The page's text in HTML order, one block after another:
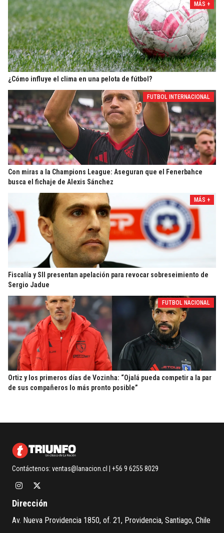
MÁS +
¿Cómo influye el clima en una pelota de fútbol?
FUTBOL INTERNACIONAL
Con miras a la Champions League: Aseguran que el Fenerbahce
busca el fichaje de Alexis Sánchez
MÁS +
Fiscalía y SII presentan apelación para revocar sobreseimiento de
Sergio Jadue
FUTBOL NACIONAL
Ortiz y los primeros días de Vozinha: “Ojalá pueda competir a la par
de sus compañeros lo más pronto posible”
Contáctenos: ventas@lanacion.cl | +56 9 6255 8029
Dirección
Av. Nueva Providencia 1850, of. 21, Providencia, Santiago, Chile